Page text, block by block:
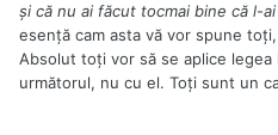
şi că nu ai făcut tocmai bine că l-
esenţă cam asta vă vor spune
Absolut toţi vor să se aplice legea
următorul, nu cu el. Toţi sunt un